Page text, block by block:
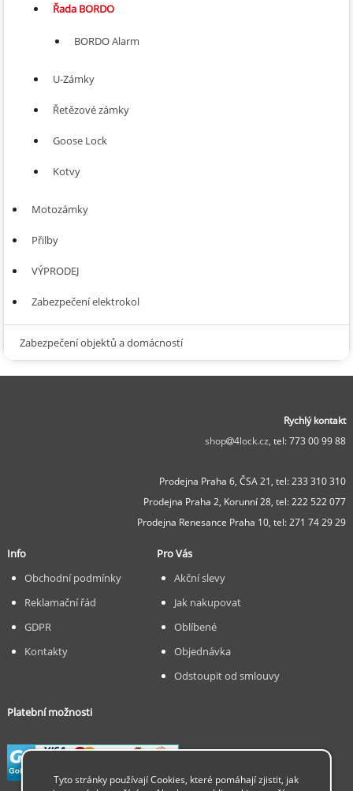
Řada BORDO
BORDO Alarm
U-Zámky
Řetězové zámky
Goose Lock
Kotvy
Motozámky
Přilby
VÝPRODEJ
Zabezpečení elektrokol
Zabezpečení objektů a domácností
Rychlý kontakt
shop
4lock.cz, tel: 773 00 99 88
Prodejna Praha 6, ČSA 21, tel: 233 310 310
Prodejna Praha 2, Korunní 28, tel: 222 522 077
Prodejna Renesance Praha 10, tel: 271 74 29 29
Info
Obchodní podmínky
Reklamační řád
GDPR
Kontakty
Pro Vás
Akční slevy
Jak nakupovat
Oblíbené
Objednávka
Odstoupit od smlouvy
Platební možnosti
Tyto stránky používají Cookies, které pomáhají zjistit, jak